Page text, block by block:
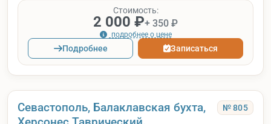
Стоимость:
2 000 ₽+ 350 ₽
подробнее о цене
Подробнее Записаться
Севастополь, Балаклавская бухта,
№ 805